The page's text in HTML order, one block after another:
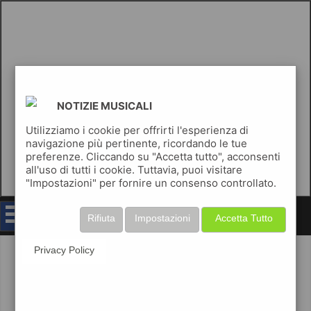
notizie musicali
comunicati stampa
NOTIZIE MUSICALI
Utilizziamo i cookie per offrirti l'esperienza di
navigazione più pertinente, ricordando le tue
preferenze. Cliccando su "Accetta tutto", acconsenti
all'uso di tutti i cookie. Tuttavia, puoi visitare
"Impostazioni" per fornire un consenso controllato.
Accetta Tutto
Impostazioni
Rifiuta
Privacy Policy